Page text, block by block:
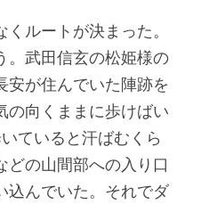
ルートが決まった。
。武田信玄の松姫様の
安が住んでいた陣跡を
の向くままに歩けばい
ていると汗ばむくら
どの山間部への入り口
込んでいた。それでダ